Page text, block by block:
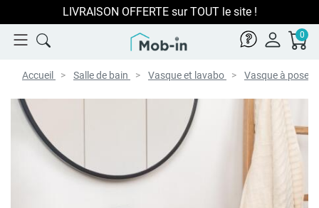
LIVRAISON OFFERTE sur TOUT le site !
0
Accueil Salle de bain Vasque et lavabo Vasque à poser